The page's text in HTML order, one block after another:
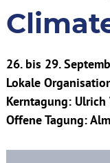
26. bis 29.
Lokale
Kerntagung:
Offene Tagung: